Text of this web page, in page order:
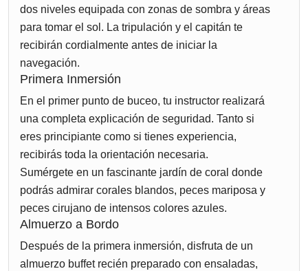
dos niveles equipada con zonas de sombra y áreas
para tomar el sol. La tripulación y el capitán te
recibirán cordialmente antes de iniciar la
navegación.
Primera Inmersión
En el primer punto de buceo, tu instructor realizará
una completa explicación de seguridad. Tanto si
eres principiante como si tienes experiencia,
recibirás toda la orientación necesaria.
Sumérgete en un fascinante jardín de coral donde
podrás admirar corales blandos, peces mariposa y
peces cirujano de intensos colores azules.
Almuerzo a Bordo
Después de la primera inmersión, disfruta de un
almuerzo buffet recién preparado con ensaladas,